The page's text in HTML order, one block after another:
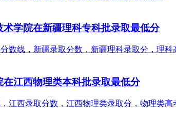
学院在新疆理科专科批录取最低分
江西物理类本科批录取最低分